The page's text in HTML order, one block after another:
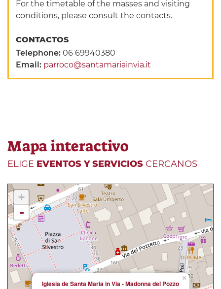
For the timetable of the masses and visiting
conditions, please consult the contacts.
CONTACTOS
Telephone:06 69940380
Email: parroco@santamariainvia.it
Mapa interactivo
ELIGE EVENTOS Y SERVICIOS CERCANOS
×
Iglesia de Santa Maria in Via - Madonna del Pozzo
+
-